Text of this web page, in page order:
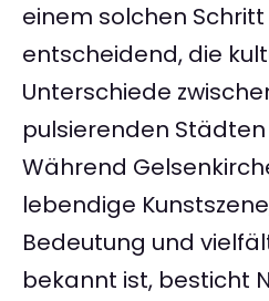
einem solchen Schritt
entscheidend, die
Unterschiede
pulsierenden
Während
lebendige
Bedeutung und
bekannt ist, besticht